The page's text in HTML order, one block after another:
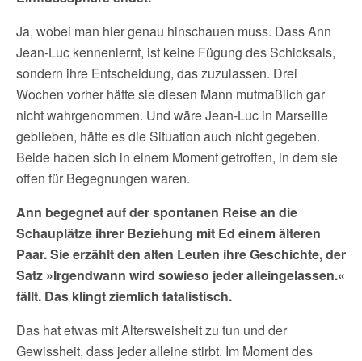
Ja, wobei man hier genau hinschauen muss. Dass Ann
Jean-Luc kennenlernt, ist keine Fügung des Schicksals,
sondern ihre Entscheidung, das zuzulassen. Drei
Wochen vorher hätte sie diesen Mann mutmaßlich gar
nicht wahrgenommen. Und wäre Jean-Luc in Marseille
geblieben, hätte es die Situation auch nicht gegeben.
Beide haben sich in einem Moment getroffen, in dem sie
offen für Begegnungen waren.
Ann begegnet auf der spontanen Reise an die
Schauplätze ihrer Beziehung mit Ed einem älteren
Paar. Sie erzählt den alten Leuten ihre Geschichte, der
Satz »Irgendwann wird sowieso jeder alleingelassen.«
fällt. Das klingt ziemlich fatalistisch.
Das hat etwas mit Altersweisheit zu tun und der
Gewissheit, dass jeder alleine stirbt. Im Moment des